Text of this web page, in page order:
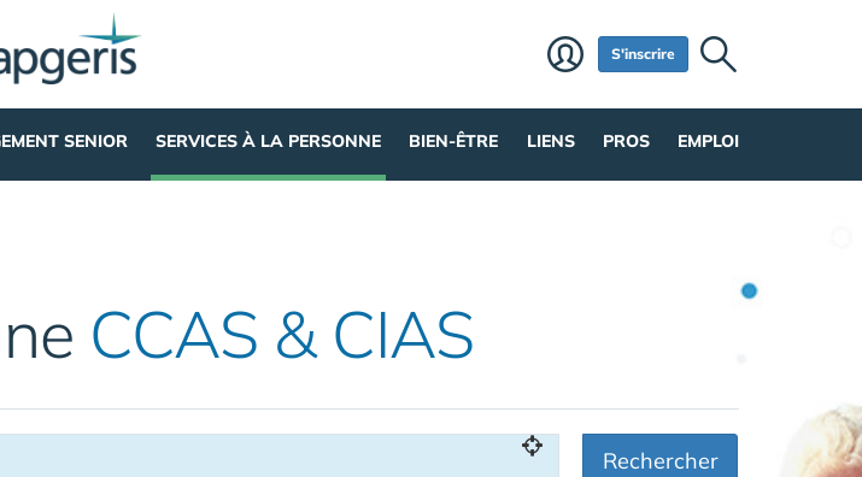
S'inscrire
SENIOR SERVICES À LA PERSONNE BIEN-ÊTRE LIENS PROS EMPLOI
CCAS & CIAS
Rechercher